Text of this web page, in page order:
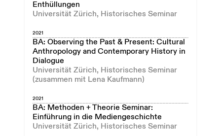
Enthüllungen
Universität Zürich, Historisches Seminar
2021
BA: Observing the Past & Present: Cultural
Anthropology and Contemporary History in
Dialogue
Universität Zürich, Historisches Seminar
(zusammen mit Lena Kaufmann)
2021
BA: Methoden + Theorie Seminar:
Einführung in die Mediengeschichte
Universität Zürich, Historisches Seminar